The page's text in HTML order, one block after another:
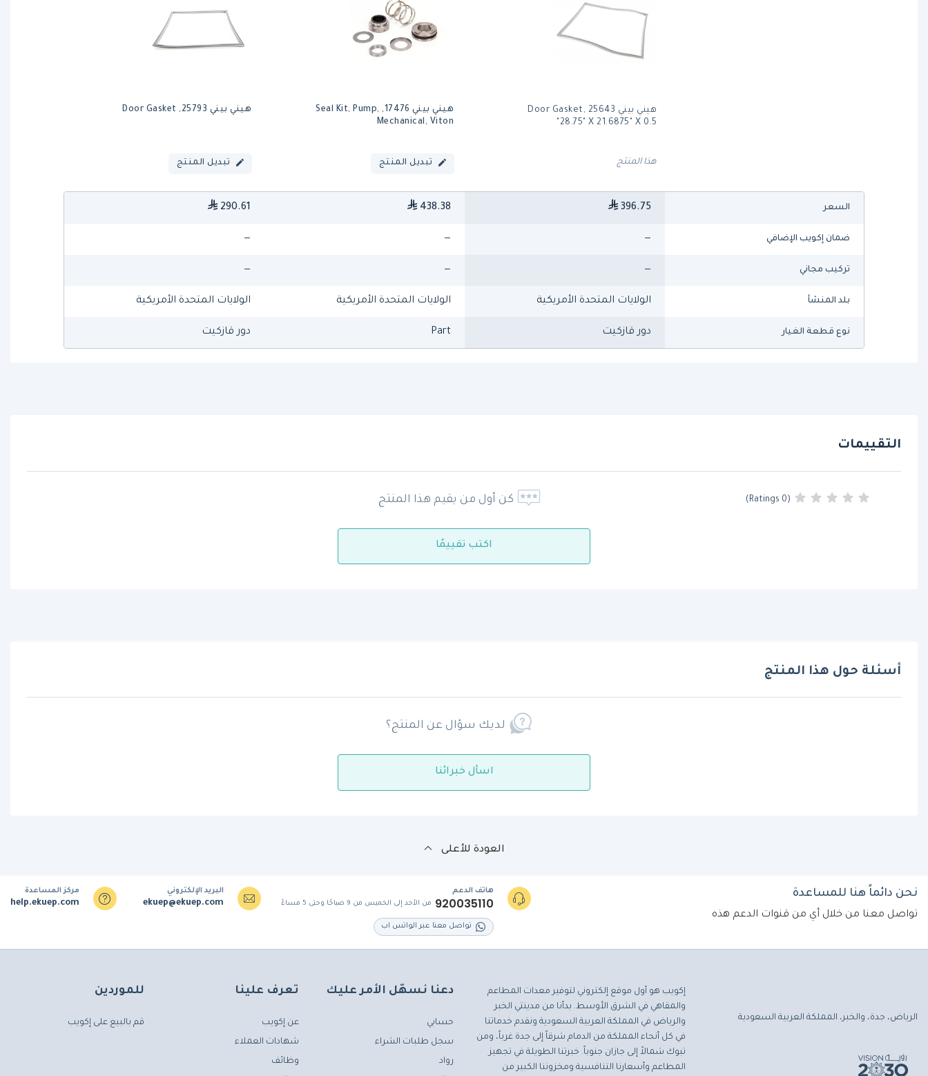
هيني بيني 25643 Door Gasket,
28.75" X 21.6875" X 0.5"
هذا المنتج
هيني بيني 17476, Seal Kit, Pump,
Mechanical, Viton
تبديل المنتج
هيني بيني 25793, Door Gasket
تبديل المنتج
السعر 396.75
438.38
290.61
ضمان إكويب الإضافي —
—
—
تركيب مجاني —
—
—
بلد المنشأ الولايات المتحدة الأمريكية الولايات المتحدة الأمريكية الولايات المتحدة الأمريكية
نوع قطعة الغيار دور قازكيت Part دور قازكيت
التقييمات
(0 Ratings) كن أول من يقيم هذا المنتج
اكتب تقييمًا
أسئلة حول هذا المنتج
لديك سؤال عن المنتج؟
اسأل خبرائنا
العودة للأعلى
نحن دائماً هنا للمساعدة
تواصل معنا من خلال أي من قنوات الدعم هذه
هاتف الدعم
920035110 من الأحد إلى الخميس من 9 صباحًا وحتى 5 مساءً
تواصل معنا عبر الواتس اب
البريد الإلكتروني
ekuep@ekuep.com
مركز المساعدة
help.ekuep.com
الرياض، جدة، والخبر، المملكة العربية السعودية
إكويب هو أول موقع إلكتروني لتوفير معدات المطاعم
والمقاهي في الشرق الأوسط. بدأنا من مدينتي الخبر
والرياض في المملكة العربية السعودية ونقدم خدماتنا
في كل أنحاء المملكة من الدمام شرقاً إلى جدة غرباً، ومن
تبوك شمالاً إلى جازان جنوباً. خبرتنا الطويلة في تجهيز
المطاعم وأسعارنا التنافسية ومخزوننا الكبير من
دعنا نسهّل الأمر عليك
حسابي
سجل طلبات الشراء
رواد
تعرف علينا
عن إكويب
شهادات العملاء
وظائف
للموردين
قم بالبيع على إكويب